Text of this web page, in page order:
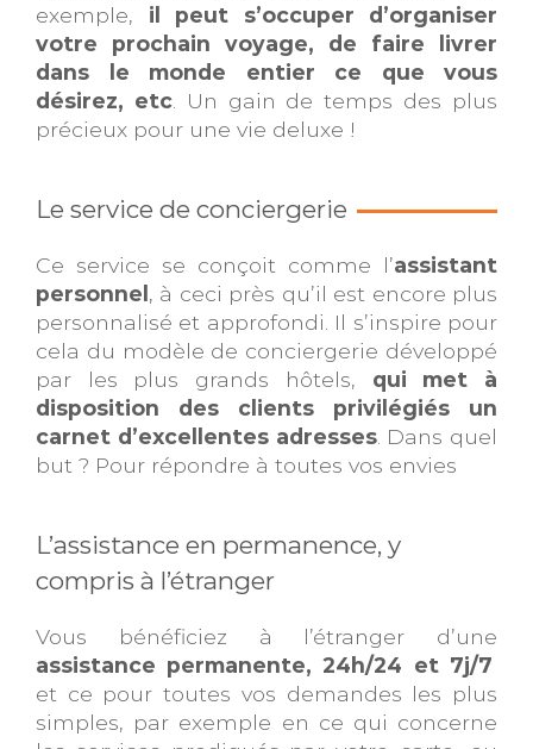
exemple, il peut s’occuper d’organiser
votre prochain voyage, de faire livrer
dans le monde entier ce que vous
désirez, etc. Un gain de temps des plus
précieux pour une vie deluxe !
Le service de conciergerie
Ce service se conçoit comme l’assistant
personnel, à ceci près qu’il est encore plus
personnalisé et approfondi. Il s’inspire pour
cela du modèle de conciergerie développé
par les plus grands hôtels, qui met à
disposition des clients privilégiés un
carnet d’excellentes adresses. Dans quel
but ? Pour répondre à toutes vos envies
L’assistance en permanence, y
compris à l’étranger
Vous bénéficiez à l’étranger d’une
assistance permanente, 24h/24 et 7j/7
et ce pour toutes vos demandes les plus
simples, par exemple en ce qui concerne